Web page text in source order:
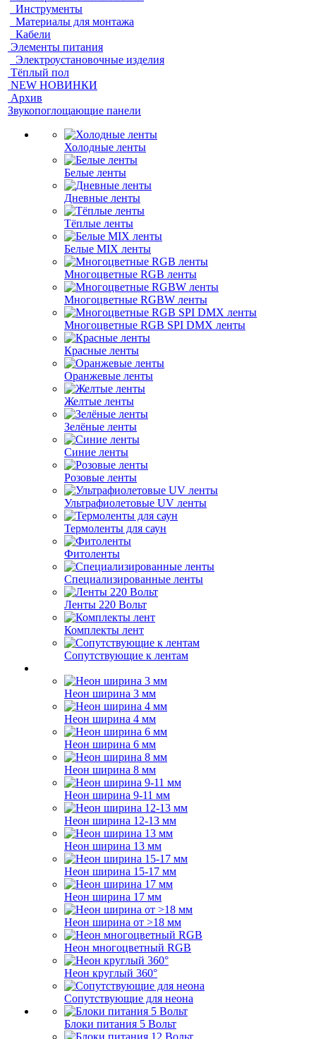
Инструменты
Материалы для монтажа
Кабели
Элементы питания
Электроустановочные изделия
Тёплый пол
NEW НОВИНКИ
Архив
Звукопоглощающие панели
Холодные ленты
Белые ленты
Дневные ленты
Тёплые ленты
Белые MIX ленты
Многоцветные RGB ленты
Многоцветные RGBW ленты
Многоцветные RGB SPI DMX ленты
Красные ленты
Оранжевые ленты
Желтые ленты
Зелёные ленты
Синие ленты
Розовые ленты
Ультрафиолетовые UV ленты
Термоленты для саун
Фитоленты
Специализированные ленты
Ленты 220 Вольт
Комплекты лент
Сопутствующие к лентам
Неон ширина 3 мм
Неон ширина 4 мм
Неон ширина 6 мм
Неон ширина 8 мм
Неон ширина 9-11 мм
Неон ширина 12-13 мм
Неон ширина 13 мм
Неон ширина 15-17 мм
Неон ширина 17 мм
Неон ширина от >18 мм
Неон многоцветный RGB
Неон круглый 360°
Сопутствующие для неона
Блоки питания 5 Вольт